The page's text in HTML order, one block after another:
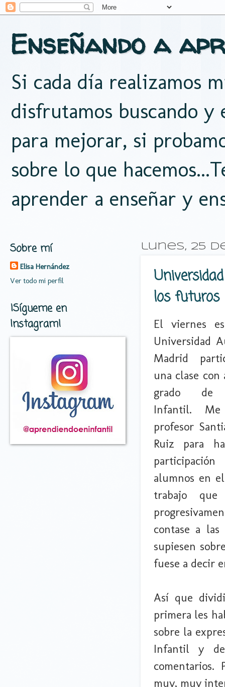
Enseñando a
Si cada día realizamos
disfrutamos buscando y
para mejorar, si
sobre lo que
aprender a enseñar y
lunes, 25
los futuros
El viernes
Universidad
Madrid
una clase
grado de
Infantil.
profesor
Ruiz para
alumnos en
trabajo
contase a
supiesen
fuese a decir
Así que
primera les
sobre la
Infantil y
comentarios.
muy, muy
Sobre mí
Elisa Hernández
Ver todo mi perfil
¡Sígueme en
Instagram!